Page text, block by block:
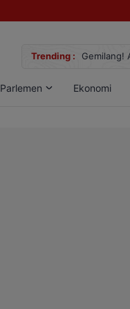
Trending : Gemilang!
Parlemen Ekonomi